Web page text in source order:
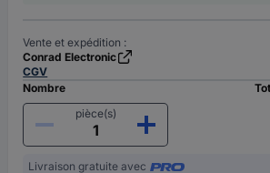
Vente et expédition :
Conrad Electronic
CGV
Nombre
pièce(s)
Livraison gratuite avec